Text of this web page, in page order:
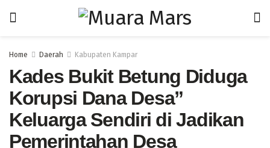
Home Daerah Kabupaten Kampar
Kades Bukit Betung Diduga
Korupsi Dana Desa”
Keluarga Sendiri di Jadikan
Pemerintahan Desa